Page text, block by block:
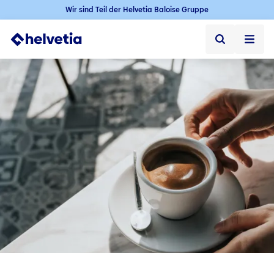
Wir sind Teil der Helvetia Baloise Gruppe
Privatkunden
Firmenkunden
Vertriebspartner
Unternehmen
Kontakt & Service
Jobs